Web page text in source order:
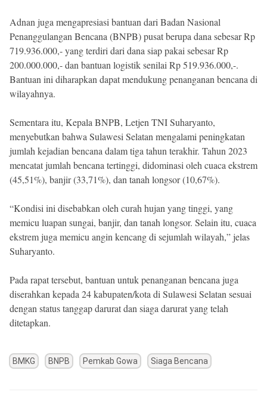
Adnan juga mengapresiasi bantuan dari Badan Nasional
Penanggulangan Bencana (BNPB) pusat berupa dana sebesar Rp
719.936.000,- yang terdiri dari dana siap pakai sebesar Rp
200.000.000,- dan bantuan logistik senilai Rp 519.936.000,-.
Bantuan ini diharapkan dapat mendukung penanganan bencana di
wilayahnya.
Sementara itu, Kepala BNPB, Letjen TNI Suharyanto,
menyebutkan bahwa Sulawesi Selatan mengalami peningkatan
jumlah kejadian bencana dalam tiga tahun terakhir. Tahun 2023
mencatat jumlah bencana tertinggi, didominasi oleh cuaca ekstrem
(45,51%), banjir (33,71%), dan tanah longsor (10,67%).
“Kondisi ini disebabkan oleh curah hujan yang tinggi, yang
memicu luapan sungai, banjir, dan tanah longsor. Selain itu, cuaca
ekstrem juga memicu angin kencang di sejumlah wilayah,” jelas
Suharyanto.
Pada rapat tersebut, bantuan untuk penanganan bencana juga
diserahkan kepada 24 kabupaten/kota di Sulawesi Selatan sesuai
dengan status tanggap darurat dan siaga darurat yang telah
ditetapkan.
BMKG BNPB Pemkab Gowa Siaga Bencana